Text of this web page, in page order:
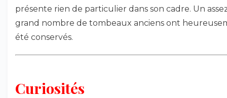
présente rien de particulier dans son cadre. Un
grand nombre de tombeaux anciens ont
été conservés.
Curiosités